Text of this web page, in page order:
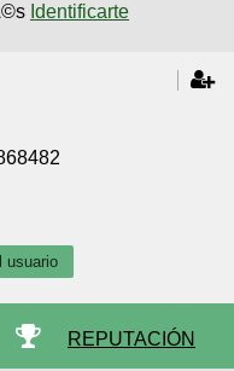
Identificarte
usuario
REPUTACIÓN